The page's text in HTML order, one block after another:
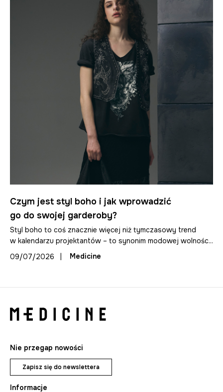
Czym jest styl boho i jak wprowadzić
go do swojej garderoby?
Styl boho to coś znacznie więcej niż tymczasowy trend
w kalendarzu projektantów – to synonim modowej wolnośc...
09/07/2026
| Medicine
Nie przegap nowości
Zapisz się do newslettera
Informacje